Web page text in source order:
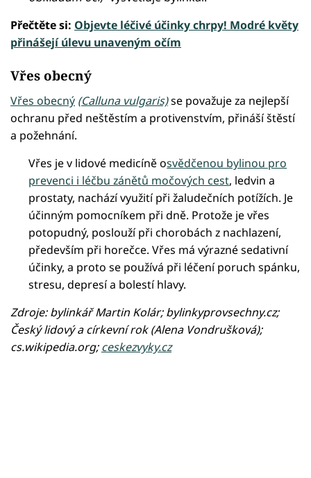
Přečtěte si: Objevte léčivé účinky chrpy! Modré květy
přinášejí úlevu unaveným očím
Vřes obecný
Vřes obecný (Calluna vulgaris)se považuje za nejlepší
ochranu před neštěstím a protivenstvím, přináší štěstí
a požehnání.
Vřes je v lidové medicíně osvědčenou bylinou pro
prevenci i léčbu zánětů močových cest, ledvin a
prostaty, nachází využití při žaludečních potížích. Je
účinným pomocníkem při dně. Protože je vřes
potopudný, poslouží při chorobách z nachlazení,
především při horečce. Vřes má výrazné sedativní
účinky, a proto se používá při léčení poruch spánku,
stresu, depresí a bolestí hlavy.
Zdroje: bylinkář Martin Kolár; bylinkyprovsechny.cz;
Český lidový a církevní rok (Alena Vondrušková);
cs.wikipedia.org;ceskezvyky.cz